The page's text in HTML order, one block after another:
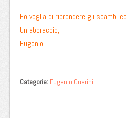
Ho voglia di riprendere gli scambi
Un abbraccio,
Eugenio
Categorie: Eugenio Guarini